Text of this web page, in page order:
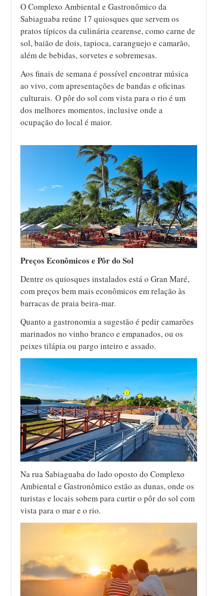
O Complexo Ambiental e Gastronômico da
Sabiaguaba reúne 17 quiosques que servem os
pratos típicos da culinária cearense, como carne de
sol, baião de dois, tapioca, caranguejo e camarão,
além de bebidas, sorvetes e sobremesas.
Aos finais de semana é possível encontrar música
ao vivo, com apresentações de bandas e oficinas
culturais. O pôr do sol com vista para o rio é um
dos melhores momentos, inclusive onde a
ocupação do local é maior.
Preços Econômicos e Pôr do Sol
Dentre os quiosques instalados está o Gran Maré,
com preços bem mais econômicos em relação às
barracas de praia beira-mar.
Quanto a gastronomia a sugestão é pedir camarões
marinados no vinho branco e empanados, ou os
peixes tilápia ou pargo inteiro e assado.
Na rua Sabiaguaba do lado oposto do Complexo
Ambiental e Gastronômico estão as dunas, onde os
turistas e locais sobem para curtir o pôr do sol com
vista para o mar e o rio.